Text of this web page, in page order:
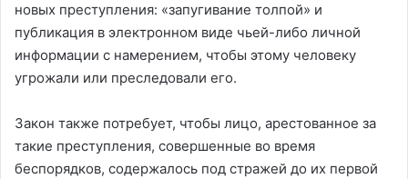
новых преступления: «запугивание толпой» и
публикация в электронном виде чьей-либо личной
информации с намерением, чтобы этому человеку
угрожали или преследовали его.
Закон также потребует, чтобы лицо, арестованное за
такие преступления, совершенные во время
беспорядков, содержалось под стражей до их первой